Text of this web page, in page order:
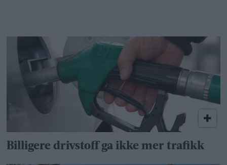
Billigere drivstoff ga ikke mer trafikk